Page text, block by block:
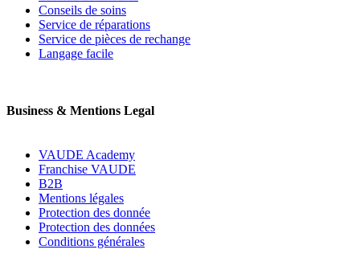
Conseils de soins
Service de réparations
Service de pièces de rechange
Langage facile
Business & Mentions Legal
VAUDE Academy
Franchise VAUDE
B2B
Mentions légales
Protection des donnée
Protection des données
Conditions générales